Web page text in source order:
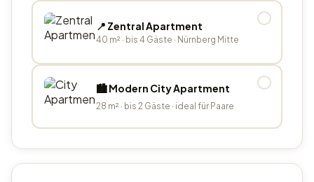
📍 Zentral Apartment
40 m² · bis 4 Gäste · Nürnberg Mitte
🏙️ Modern City Apartment
28 m² · bis 2 Gäste · ideal für Paare